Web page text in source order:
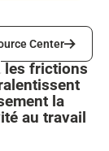
Center
Center
les frictions
la
au travail